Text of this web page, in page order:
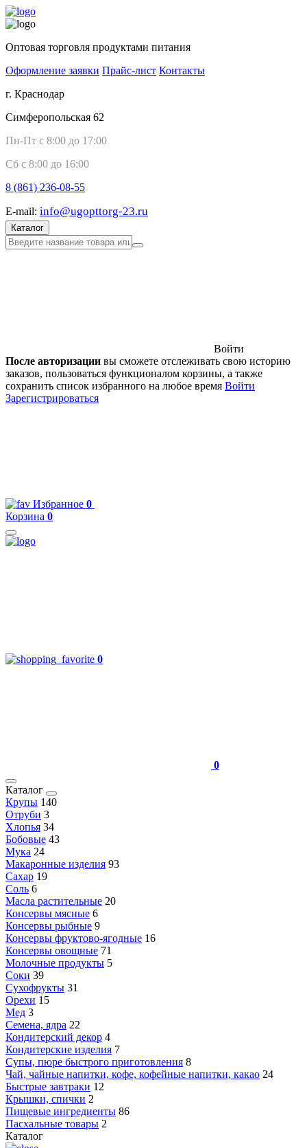
Оптовая торговля продуктами питания
Оформление заявки Прайс-лист Контакты
г. Краснодар
Симферопольская 62
Пн-Пт с 8:00 до 17:00
Сб с 8:00 до 16:00
8 (861) 236-08-55
E-mail: info@ugopttorg-23.ru
Каталог
Войти
После авторизации вы сможете отслеживать свою историю
заказов, пользоваться функционалом корзины, а также
сохранить список избранного на любое время Войти
Зарегистрироваться
Избранное 0
Корзина 0
0
0
Каталог
Крупы 140
Отруби 3
Хлопья 34
Бобовые 43
Мука 24
Макаронные изделия 93
Сахар 19
Соль 6
Масла растительные 20
Консервы мясные 6
Консервы рыбные 9
Консервы фруктово-ягодные 16
Консервы овощные 71
Молочные продукты 5
Соки 39
Сухофрукты 31
Орехи 15
Мед 3
Семена, ядра 22
Кондитерский декор 4
Кондитерские изделия 7
Супы, пюре быстрого приготовления 8
Чай, чайные напитки, кофе, кофейные напитки, какао 24
Быстрые завтраки 12
Крышки, спички 2
Пищевые ингредиенты 86
Пасхальные товары 2
Каталог